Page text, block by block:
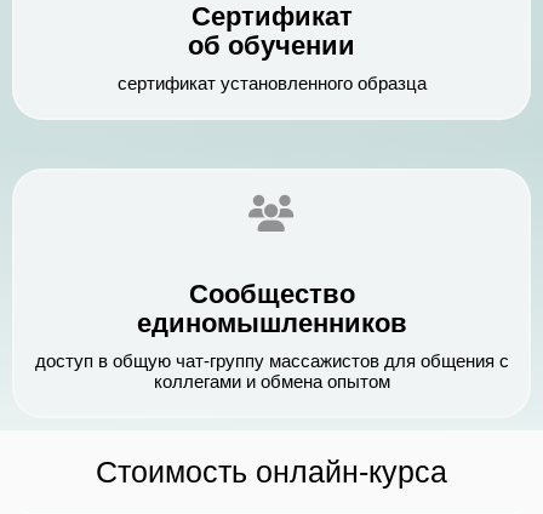
Сертификат
об обучении
сертификат установленного образца
Сообщество
единомышленников
доступ в общую чат-группу массажистов для общения с
коллегами и обмена опытом
Стоимость онлайн-курса